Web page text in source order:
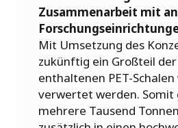
Zusammenarbeit mit
Mit Umsetzung des
zukünftig ein Großteil der
enthaltenen PET-
verwertet werden. Somit
mehrere Tausend